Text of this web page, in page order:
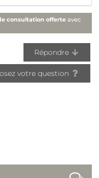
consultation offerte avec
Répondre
votre question